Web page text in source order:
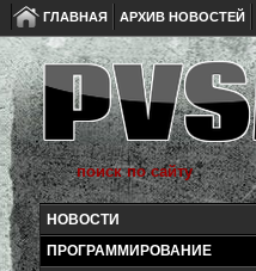
ГЛАВНАЯ АРХИВ НОВОСТЕЙ
НОВОСТИ
ПРОГРАММИРОВАНИЕ